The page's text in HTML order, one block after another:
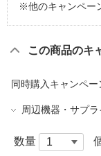
※他のキャンペー
この商品のキ
同時購入キャンペー
周辺機器・サプ
数量